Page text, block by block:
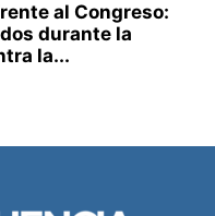
al Congreso:
durante la
la...